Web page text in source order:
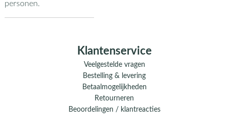
personen.
Klantenservice
Veelgestelde vragen
Bestelling & levering
Betaalmogelijkheden
Retourneren
Beoordelingen / klantreacties